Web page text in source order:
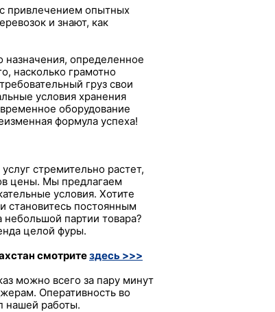
с привлечением опытных
и знают, как
назначения, определенное
насколько грамотно
груз свои
условия хранения
оборудование
формула успеха!
стремительно растет,
цены. Мы предлагаем
условия. Хотите
становитесь постоянным
партии товара?
целой фуры.
смотритездесь >>>
можно всего за пару минут
Оперативность во
нашей работы.